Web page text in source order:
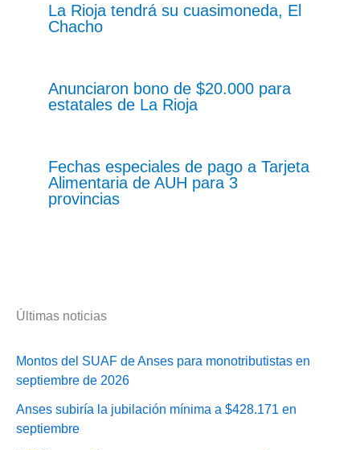
La Rioja tendrá su cuasimoneda, El
Chacho
Anunciaron bono de $20.000 para
estatales de La Rioja
Fechas especiales de pago a Tarjeta
Alimentaria de AUH para 3
provincias
Últimas noticias
Montos del SUAF de Anses para monotributistas en
septiembre de 2026
Anses subiría la jubilación mínima a $428.171 en
septiembre